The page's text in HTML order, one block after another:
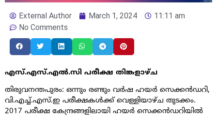
External Author March 1, 2024
11:11 am
No Comments
എസ്​.എസ്​.എൽ.സി പരീക്ഷ തിങ്കളാഴ്ച
തി​രു​വ​ന​ന്ത​പു​രം: ഒ​ന്നും ര​ണ്ടും വ​ർ​ഷ ഹ​യ​ർ സെ​ക്ക​ൻ​ഡ​റി,
വി.​എ​ച്ച്.​എ​സ്.​ഇ പ​രീ​ക്ഷ​ക​ൾ​ക്ക്​ വെ​ള്ളി​യാ​ഴ്ച തു​ട​ക്കം.
2017 പ​രീ​ക്ഷ കേ​ന്ദ്ര​ങ്ങ​ളി​ലാ​യി ഹ​യ​ർ സെ​ക്ക​ൻ​ഡ​റി​യി​ൽ